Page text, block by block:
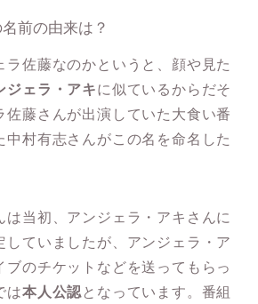
前の由来は？
ラ佐藤なのかというと、顔や見た
ジェラ・アキに似ているからだそ
佐藤さんが出演していた大食い番
中村有志さんがこの名を命名した
は当初、アンジェラ・アキさんに
していましたが、アンジェラ・ア
ブのチケットなどを送ってもらっ
は本人公認 となっています。番組